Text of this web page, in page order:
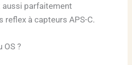
parfaitement
reflex à capteurs APS-C.
OS ?